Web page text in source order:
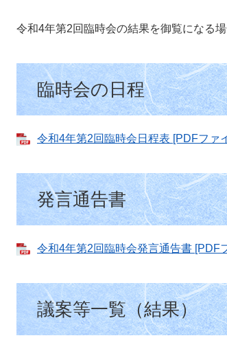
令和4年第2回臨時会の結果を御覧になる
臨時会の日程
令和4年第2回臨時会日程表 [PDFファ
発言通告書
令和4年第2回臨時会発言通告書 [PDF
議案等一覧（結果）